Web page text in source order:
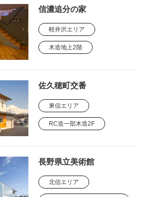
信濃追分の家
軽井沢エリア
木造地上2階
佐久穂町交番
東信エリア
RC造一部木造2F
長野県立美術館
北信エリア